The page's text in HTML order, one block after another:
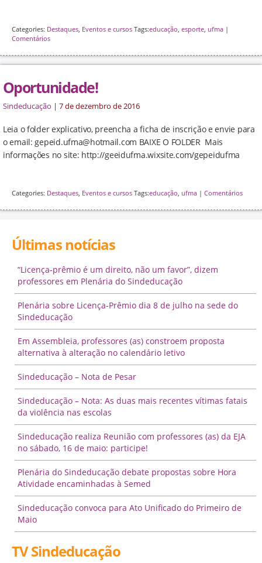
Categories: Destaques, Eventos e cursos Tags:educação, esporte, ufma |
Comentários
Oportunidade!
Sindeducação | 7 de dezembro de 2016
Leia o folder explicativo, preencha a ficha de inscrição e envie para
o email: gepeid.ufma@hotmail.com BAIXE O FOLDER Mais
informações no site: http://geeidufma.wixsite.com/gepeidufma
Categories: Destaques, Eventos e cursos Tags:educação, ufma | Comentários
Últimas notícias
“Licença-prêmio é um direito, não um favor”, dizem
professores em Plenária do Sindeducação
Plenária sobre Licença-Prêmio dia 8 de julho na sede do
Sindeducação
Em Assembleia, professores (as) constroem proposta
alternativa à alteração no calendário letivo
Sindeducação – Nota de Pesar
Sindeducação – Nota: As duas mais recentes vítimas fatais
da violência nas escolas
Sindeducação realiza Reunião com professores (as) da EJA
no sábado, 16 de maio: participe!
Plenária do Sindeducação debate propostas sobre Hora
Atividade encaminhadas à Semed
Sindeducação convoca para Ato Unificado do Primeiro de
Maio
TV Sindeducação